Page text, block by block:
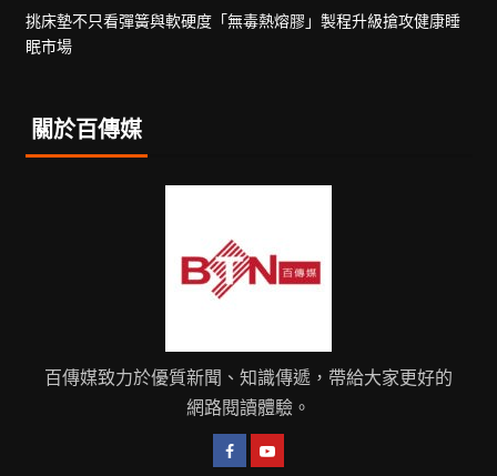
挑床墊不只看彈簧與軟硬度「無毒熱熔膠」製程升級搶攻健康睡
眠市場
關於百傳媒
百傳媒致力於優質新聞、知識傳遞，帶給大家更好的
網路閱讀體驗。